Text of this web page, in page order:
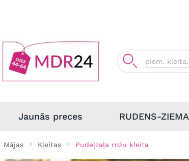
Jaunās preces RUDENS-ZIEMA
Mājas Kleitas Pudeļzaļa rožu kleita